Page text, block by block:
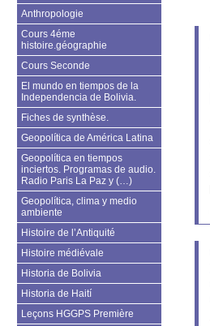
Anthropologie
Cours 4éme
histoire.géographie
Cours Seconde
El mundo en tiempos de la
Independencia de Bolivia.
Fiches de synthèse.
Geopolítica de América Latina
Geopolítica en tiempos
inciertos. Programas de audio.
Radio Paris La Paz y (…)
Geopolítica, clima y medio
ambiente
Histoire de l’Antiquité
Histoire médiévale
Historia de Bolivia
Historia de Haití
Leçons HGGPS Première